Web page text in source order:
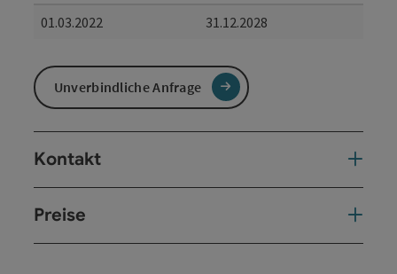
01.03.2022
31.12.2028
Unverbindliche Anfrage
Kontakt
Preise